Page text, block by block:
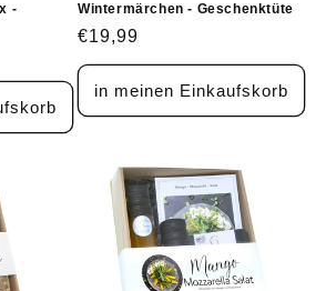
-
Wintermärchen - Geschenktüte
Normaler
Preis
€19,99
in meinen Einkaufskorb